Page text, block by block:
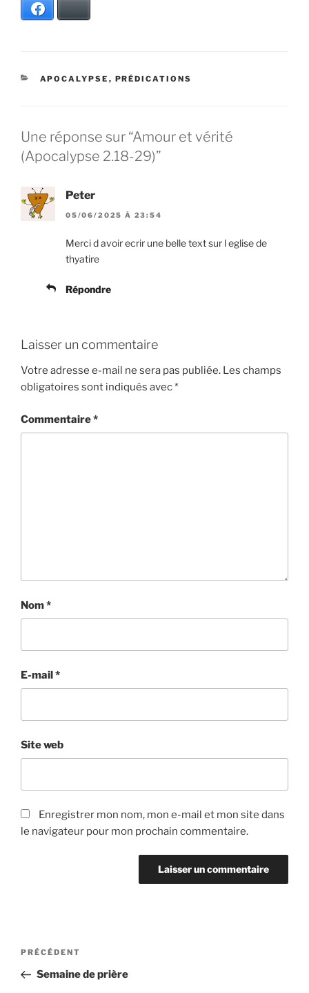
CATÉGORIES
APOCALYPSE , PRÉDICATIONS
Une réponse sur “Amour et vérité
(Apocalypse 2.18-29)”
Peter
05/06/2025 À 23:54
Merci d avoir ecrir une belle text sur l eglise de
thyatire
Répondre
Laisser un commentaire
Votre adresse e-mail ne sera pas publiée. Les champs
obligatoires sont indiqués avec*
Commentaire*
Nom*
E-mail*
Site web
Enregistrer mon nom, mon e-mail et mon site dans
le navigateur pour mon prochain commentaire.
Navigation
l’article
Article
précédent
PRÉCÉDENT
Semaine de prière